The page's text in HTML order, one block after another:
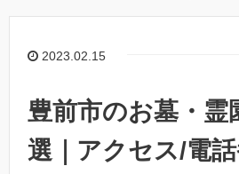
2023.02.15
豊前市のお墓・霊
選｜アクセス/電話